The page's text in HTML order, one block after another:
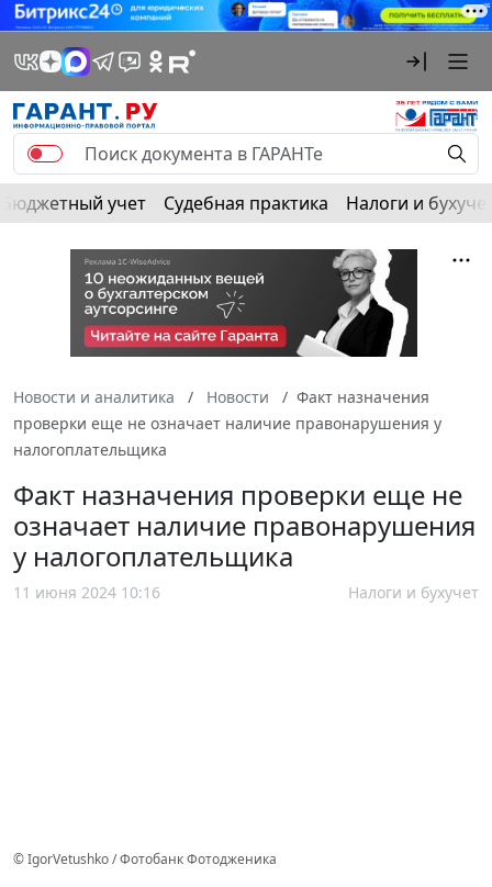
Бюджетный учет Судебная практика Налоги и
Новости и аналитика Новости
Факт назначения
проверки еще не означает наличие правонарушения у
налогоплательщика
Факт назначения проверки еще не
означает наличие правонарушения
у налогоплательщика
11 июня 2024 10:16 Налоги и бухучет
© IgorVetushko / Фотобанк Фотодженика